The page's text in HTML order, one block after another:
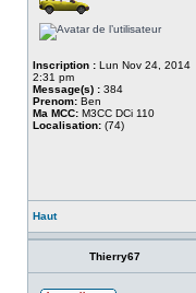
Inscription : Lun Nov 24, 2014
2:31 pm
Message(s) : 384
Prenom: Ben
Ma MCC: M3CC DCi 110
Localisation: (74)
Haut
Thierry67